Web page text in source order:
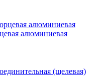
алюминиевая